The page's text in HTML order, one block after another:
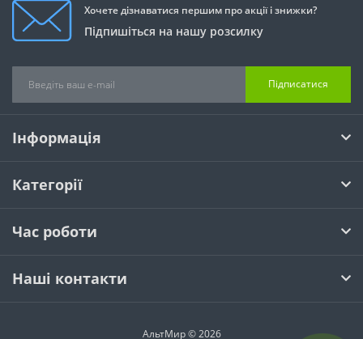
Хочете дізнаватися першим про акції і знижки?
Підпишіться на нашу розсилку
Підписатися
Інформація
Категорії
Час роботи
Наші контакти
АльтМир © 2026